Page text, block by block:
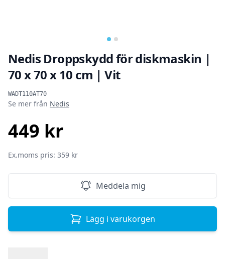
Nedis Droppskydd för diskmaskin |
70 x 70 x 10 cm | Vit
WADT110AT70
Produktinformation
Se mer från Nedis
449 kr
Ex.moms pris: 359 kr
Meddela mig
Lägg i varukorgen